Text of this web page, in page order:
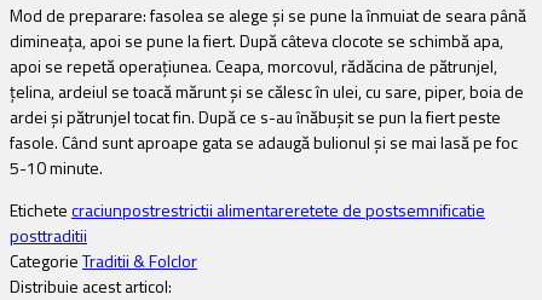
Mod de preparare: fasolea se alege și se pune la înmuiat de seara până
dimineața, apoi se pune la fiert. După câteva clocote se schimbă apa,
apoi se repetă operațiunea. Ceapa, morcovul, rădăcina de pătrunjel,
țelina, ardeiul se toacă mărunt și se călesc în ulei, cu sare, piper, boia de
ardei și pătrunjel tocat fin. După ce s-au înăbușit se pun la fiert peste
fasole. Când sunt aproape gata se adaugă bulionul și se mai lasă pe foc
5-10 minute.
Etichetecraciunpostrestrictii alimentareretete de postsemnificatie
posttraditii
CategorieTraditii & Folclor
Distribuie acest articol: